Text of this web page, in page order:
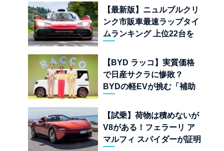
児
【最新版】ニュルブルクリ
ンク市販車最速ラップタイ
ムランキング 上位22台を
【BYD ラッコ】実質価格
で日産サクラに惨敗？
BYDの軽EVが挑む「補助
界
【試乗】荷物は積めないが
V8がある！フェラーリ ア
マルフィ スパイダーが証明